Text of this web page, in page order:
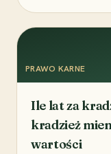
PRAWO KARNE
Ile lat za
kradzież
wartości